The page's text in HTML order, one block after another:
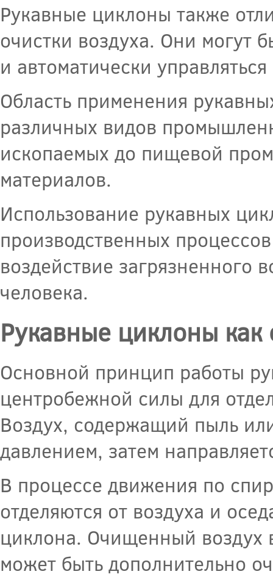
Рукавные циклоны также
очистки воздуха. Они могут
и автоматически
Область применения
различных видов
ископаемых до пищевой
материалов.
Использование рукавных
производственных
воздействие
человека.
Рукавные циклоны как
Основной принцип работы
центробежной силы для
Воздух, содержащий пыль
давлением, затем
В процессе движения по
отделяются от воздуха и
циклона. Очищенный воздух
может быть дополнительно